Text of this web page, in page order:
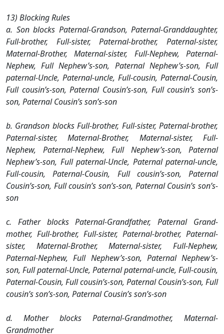
13) Blocking Rules
a. Son blocks Paternal-Grandson, Paternal-Granddaughter,
Full-brother, Full-sister, Paternal-brother, Paternal-sister,
Maternal-Brother, Maternal-sister, Full-Nephew, Paternal-
Nephew, Full Nephew’s-son, Paternal Nephew’s-son, Full
paternal-Uncle, Paternal-uncle, Full-cousin, Paternal-Cousin,
Full cousin’s-son, Paternal Cousin’s-son, Full cousin’s son’s-
son, Paternal Cousin’s son’s-son
b. Grandson blocks Full-brother, Full-sister, Paternal-brother,
Paternal-sister, Maternal-Brother, Maternal-sister, Full-
Nephew, Paternal-Nephew, Full Nephew’s-son, Paternal
Nephew’s-son, Full paternal-Uncle, Paternal paternal-uncle,
Full-cousin, Paternal-Cousin, Full cousin’s-son, Paternal
Cousin’s-son, Full cousin’s son’s-son, Paternal Cousin’s son’s-
son
c. Father blocks Paternal-Grandfather, Paternal Grand-
mother, Full-brother, Full-sister, Paternal-brother, Paternal-
sister, Maternal-Brother, Maternal-sister, Full-Nephew,
Paternal-Nephew, Full Nephew’s-son, Paternal Nephew’s-
son, Full paternal-Uncle, Paternal paternal-uncle, Full-cousin,
Paternal-Cousin, Full cousin’s-son, Paternal Cousin’s-son, Full
cousin’s son’s-son, Paternal Cousin’s son’s-son
d. Mother blocks Paternal-Grandmother, Maternal-
Grandmother